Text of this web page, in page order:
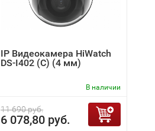
IP Видеокамера HiWatch
DS-I402 (C) (4 мм)
В наличии
11 690 руб.
6 078,80 руб.